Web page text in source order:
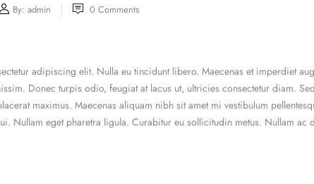
By: admin 0Comments
adipiscing elit. Nulla eu tincidunt libero. Maecenas et imperdiet
Donec turpis odio, feugiat at lacus ut, ultricies consectetur diam.
maximus. Maecenas aliquam nibh sit amet mi vestibulum
Nullam eget pharetra ligula. Curabitur eu sollicitudin metus. Nullam